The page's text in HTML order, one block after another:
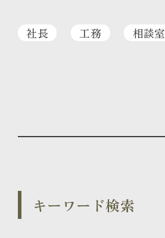
社長 工務 相談室
キーワード検索